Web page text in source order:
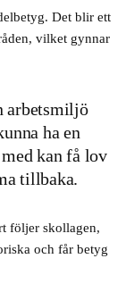
Det blir ett
vilket gynnar
arbetsmiljö
ha en
kan få lov
tillbaka.
följer skollagen,
och får betyg